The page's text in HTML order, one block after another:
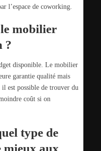
l’espace de coworking.
mobilier
?
disponible. Le mobilier
garantie qualité mais
est possible de trouver du
coût si on
type de
mieux aux